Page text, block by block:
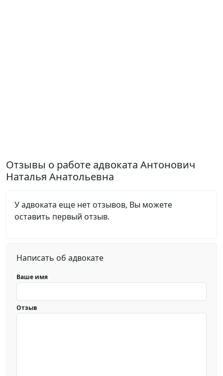
Отзывы о работе адвоката Антонович
Наталья Анатольевна
У адвоката еще нет отзывов, Вы можете
оставить первый отзыв.
Написать об адвокате
Ваше имя
Отзыв